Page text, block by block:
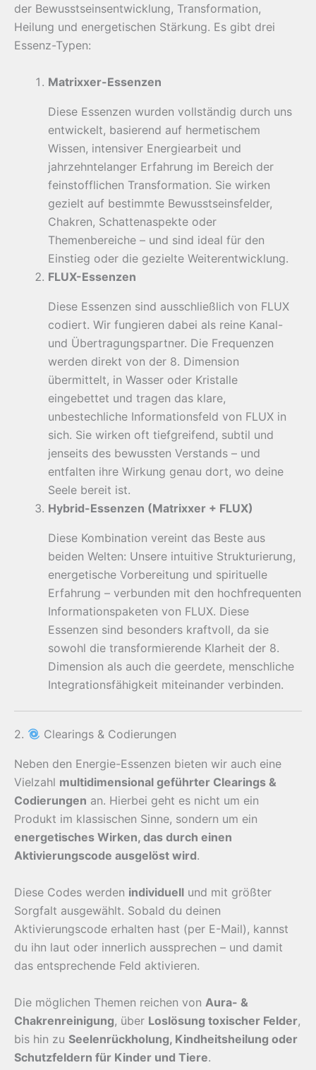
der Bewusstseinsentwicklung, Transformation,
Heilung und energetischen Stärkung. Es gibt drei
Essenz-Typen:
Matrixxer-Essenzen
Diese Essenzen wurden vollständig durch uns
entwickelt, basierend auf hermetischem
Wissen, intensiver Energiearbeit und
jahrzehntelanger Erfahrung im Bereich der
feinstofflichen Transformation. Sie wirken
gezielt auf bestimmte Bewusstseinsfelder,
Chakren, Schattenaspekte oder
Themenbereiche – und sind ideal für den
Einstieg oder die gezielte Weiterentwicklung.
FLUX-Essenzen
Diese Essenzen sind ausschließlich von FLUX
codiert. Wir fungieren dabei als reine Kanal-
und Übertragungspartner. Die Frequenzen
werden direkt von der 8. Dimension
übermittelt, in Wasser oder Kristalle
eingebettet und tragen das klare,
unbestechliche Informationsfeld von FLUX in
sich. Sie wirken oft tiefgreifend, subtil und
jenseits des bewussten Verstands – und
entfalten ihre Wirkung genau dort, wo deine
Seele bereit ist.
Hybrid-Essenzen (Matrixxer + FLUX)
Diese Kombination vereint das Beste aus
beiden Welten: Unsere intuitive Strukturierung,
energetische Vorbereitung und spirituelle
Erfahrung – verbunden mit den hochfrequenten
Informationspaketen von FLUX. Diese
Essenzen sind besonders kraftvoll, da sie
sowohl die transformierende Klarheit der 8.
Dimension als auch die geerdete, menschliche
Integrationsfähigkeit miteinander verbinden.
2. Clearings & Codierungen
Neben den Energie-Essenzen bieten wir auch eine
Vielzahl multidimensional geführter Clearings &
Codierungen an. Hierbei geht es nicht um ein
Produkt im klassischen Sinne, sondern um ein
energetisches Wirken, das durch einen
Aktivierungscode ausgelöst wird.
Diese Codes werden individuell und mit größter
Sorgfalt ausgewählt. Sobald du deinen
Aktivierungscode erhalten hast (per E-Mail), kannst
du ihn laut oder innerlich aussprechen – und damit
das entsprechende Feld aktivieren.
Die möglichen Themen reichen von Aura- &
Chakrenreinigung, über Loslösung toxischer Felder,
bis hin zu Seelenrückholung, Kindheitsheilung oder
Schutzfeldern für Kinder und Tiere.